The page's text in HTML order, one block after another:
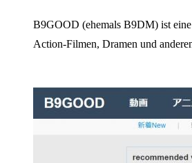
B9GOOD (ehemals B9DM) ist
Action-Filmen, Dramen und